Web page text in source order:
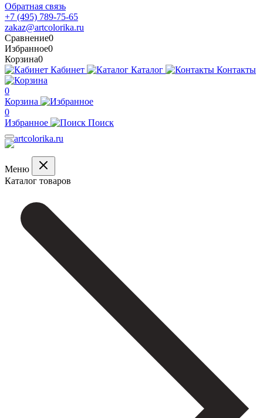
Обратная связь
+7 (495) 789-75-65
zakaz@artcolorika.ru
Сравнение0
Избранное0
Корзина0
Кабинет
Каталог Контакты
0
Корзина
0
Избранное
Поиск
Меню
Каталог товаров